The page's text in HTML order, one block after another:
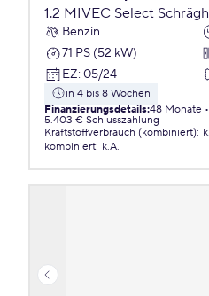
1.2 MIVEC Select
Benzin
71 PS (52 kW)
EZ: 05/24
in 4 bis 8 Wochen
Finanzierungsdetails:48 Monate
5.403 € Schlusszahlung
Kraftstoffverbrauch (kombiniert):
kombiniert: k.A.